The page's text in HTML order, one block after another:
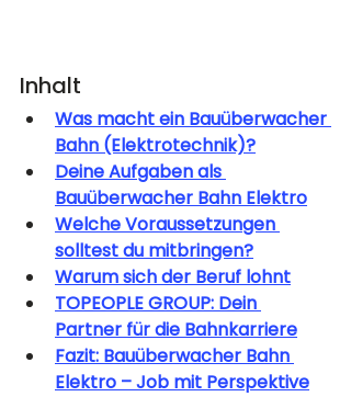
Inhalt
Was macht ein Bauüberwacher
Bahn (Elektrotechnik)?
Deine Aufgaben als
Bauüberwacher Bahn Elektro
Welche Voraussetzungen
solltest du mitbringen?
Warum sich der Beruf lohnt
TOPEOPLE GROUP: Dein
Partner für die Bahnkarriere
Fazit: Bauüberwacher Bahn
Elektro – Job mit Perspektive